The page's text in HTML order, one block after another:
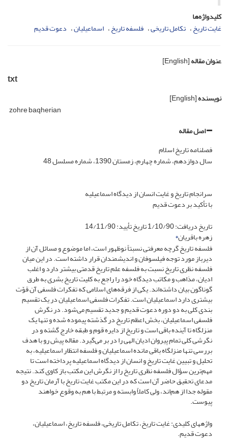
کلیدواژه‌ها
غایت تاریخ تکامل تاریخی فلسفه تاریخ اسماعیلیان دعوت قدیم
عنوان مقاله[English]
txt
نویسنده[English]
zohre baqherian
اصل مقاله
فصلنامه تاریخ اسلام
سال دوازدهم، شماره چهارم، زمستان 1390، شماره مسلسل 48
سرانجام تاریخ و غایت انسان از دیدگاه اسماعیلیه
با تأکید بر دعوت قدیم
تاریخ دریافت: 1/10/90 تاریخ تأیید: 14/11/90
زهره باقریان*
فلسفه تاریخ گرچه معرفتی نسبتاً نوظهور است، اما موضوع و مسائل آن از
دیرباز مورد توجه فیلسوفان و اندیشمندان قرار داشته است. در این میان
فلسفه نظری تاریخ نسبت به فلسفه علم تاریخ قدمتی بیشتر دارد و اغلب
ادیان، مذاهب و مکاتب دیدگاه خود را راجع به کلیت تاریخ بشری به طرق
گوناگون بیان داشته‌اند. یکی از فرقه‌های اسلامی که تفکرات فلسفی آن قوّت
بیشتری دارد اسماعیلیان است. تفکرات فلسفی‌ اسماعیلیان در یک تقسیم
بندی کلی به دو دوره دعوت قدیم و جدید تقسیم می‌شود. در نگرش
فلسفی اسماعیلیان، بخش اعظم تاریخ در گذشته پیموده شده و تنها یک
منزلگاه تا آینده باقی است و تاریخ از دایره قوم و طبقه خارج گشته و در
نگرشی کلی تمام پیروان ادیان الهی را در بر می‌گیرد. مقاله پیش رو با هدف
بررسی تنها منزلگاه باقی مانده اسماعیلیان و فلسفه انتظار اسماعیلیه، به
تحلیل و تبیین غایت تاریخ و انسان از دیدگاه اسماعیلیه پرداخته است تا
مهم‌ترین سؤال فلسفه نظری تاریخ را از نگرش این مکتب باز کاوی کند. نتیجه
مدعای تحقیق حاضر آن است که در این مکتب غایت تاریخ با آرمان تاریخ دو
مقوله جدا از هم‌اند، ولی کاملاً وابسته و مرتبط با هم به وقوع خواهند
پیوست.
واژه­های کلیدی: غایت تاریخ، تکامل تاریخی، فلسفه تاریخ، اسماعیلیان،
دعوت قدیم.